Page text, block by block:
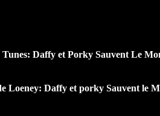
Tunes: Daffy et Porky Sauvent Le
Loeney: Daffy et porky Sauvent le